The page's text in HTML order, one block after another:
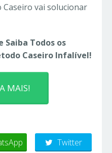
vai solucionar
Saiba Todos os
Caseiro Infalível!
MAIS!
Twitter